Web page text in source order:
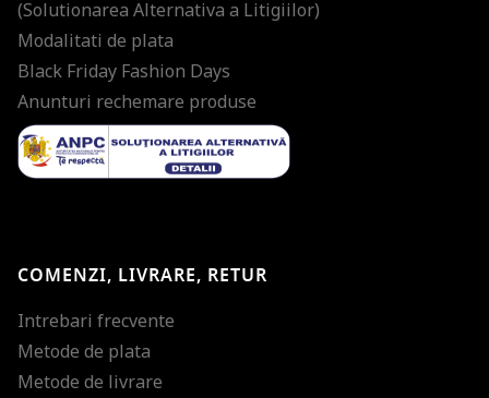
(Solutionarea Alternativa a Litigiilor)
Modalitati de plata
Black Friday Fashion Days
Anunturi rechemare produse
COMENZI, LIVRARE, RETUR
Intrebari frecvente
Metode de plata
Metode de livrare